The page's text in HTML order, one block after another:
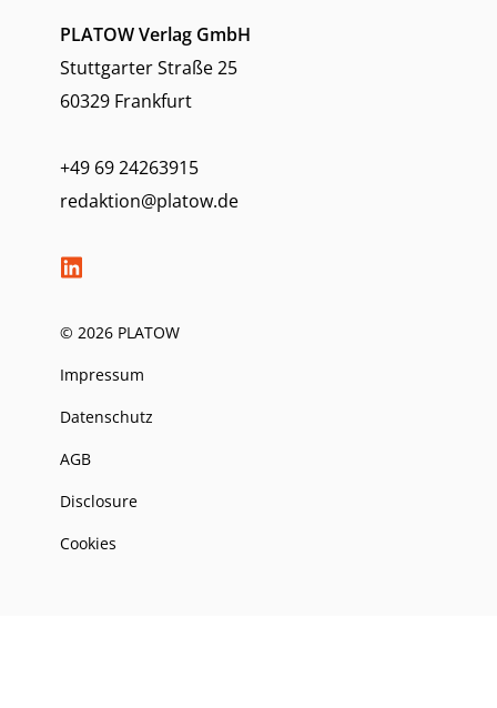
PLATOW Verlag GmbH
Stuttgarter Straße 25
60329 Frankfurt
+49 69 24263915
redaktion@platow.de
© 2026 PLATOW
Impressum
Datenschutz
AGB
Disclosure
Cookies